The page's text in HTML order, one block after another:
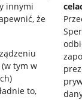
innymi
że
tym w
to,